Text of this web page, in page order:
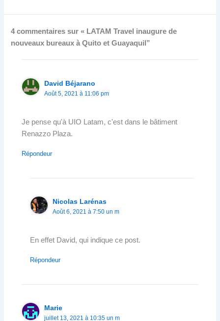
4 commentaires sur « LATAM Travel inaugure de
nouveaux bureaux à Quito et Guayaquil”
David Béjarano
Août 5, 2021 à 11:06 pm
Je pense qu'à UIO Latam, c'est dans le bâtiment
Renazzo Plaza.
Répondeur
Nicolas Larénas
Août 6, 2021 à 7:50 un m
En effet David, qui indique ce post.
Répondeur
Marie
juillet 13, 2021 à 10:35 un m